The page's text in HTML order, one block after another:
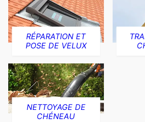
RÉPARATION ET
POSE DE VELUX
NETTOYAGE DE
CHÉNEAU